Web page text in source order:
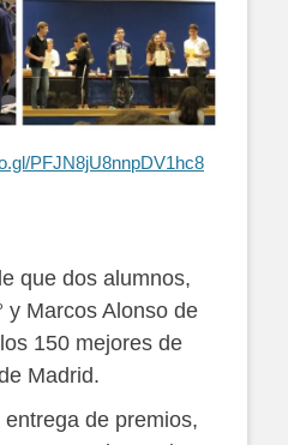
PFJN8jU8nnpDV1hc8
que dos alumnos,
y Marcos Alonso de
150 mejores de
Madrid.
de premios,